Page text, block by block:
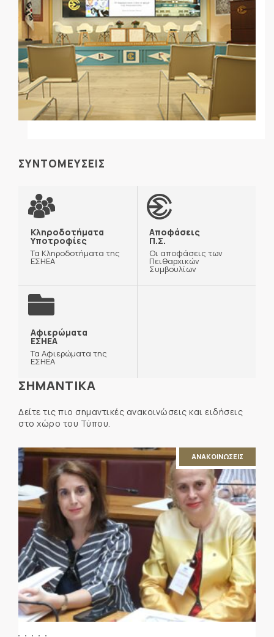
ΣΥΝΤΟΜΕΥΣΕΙΣ
Κληροδοτήματα
Υποτροφίες
Τα Κληροδοτήματα της
ΕΣΗΕΑ
Αποφάσεις
Π.Σ.
Οι αποφάσεις των
Πειθαρχικών
Συμβουλίων
Αφιερώματα
ΕΣΗΕΑ
Τα Αφιερώματα της
ΕΣΗΕΑ
ΣΗΜΑΝΤΙΚΑ
Δείτε τις πιο σημαντικές ανακοινώσεις και ειδήσεις
στο χώρο του Τύπου.
ΑΝΑΚΟΙΝΩΣΕΙΣ